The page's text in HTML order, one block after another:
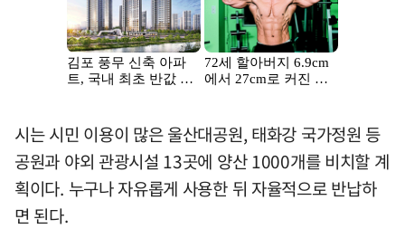
시는 시민 이용이 많은 울산대공원, 태화강 국가정원 등
공원과 야외 관광시설 13곳에 양산 1000개를 비치할 계
획이다. 누구나 자유롭게 사용한 뒤 자율적으로 반납하
면 된다.